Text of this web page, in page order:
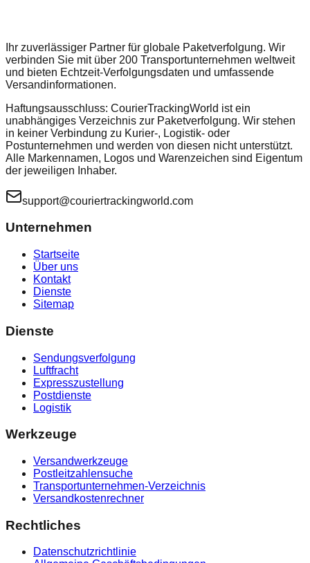
Ihr zuverlässiger Partner für globale Paketverfolgung. Wir
verbinden Sie mit über 200 Transportunternehmen weltweit
und bieten Echtzeit-Verfolgungsdaten und umfassende
Versandinformationen.
Haftungsausschluss: CourierTrackingWorld ist ein
unabhängiges Verzeichnis zur Paketverfolgung. Wir stehen
in keiner Verbindung zu Kurier-, Logistik- oder
Postunternehmen und werden von diesen nicht unterstützt.
Alle Markennamen, Logos und Warenzeichen sind Eigentum
der jeweiligen Inhaber.
support@couriertrackingworld.com
Unternehmen
Startseite
Über uns
Kontakt
Dienste
Sitemap
Dienste
Sendungsverfolgung
Luftfracht
Expresszustellung
Postdienste
Logistik
Werkzeuge
Versandwerkzeuge
Postleitzahlensuche
Transportunternehmen-Verzeichnis
Versandkostenrechner
Rechtliches
Datenschutzrichtlinie